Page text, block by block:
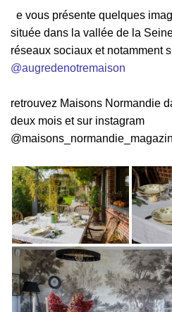
e vous présente quelques
située dans la vallée de la
réseaux sociaux et notamment
@augredenotremaison
retrouvez Maisons Normandie
deux mois et sur instagram